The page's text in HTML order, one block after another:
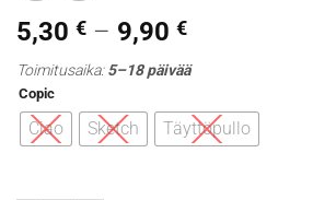
5,30 € – 9,90 €Hintaluokka:
5,30 €
-
9,90 €
Toimitusaika:5–18 päivää
Copic
Ciao Sketch Täyttöpullo